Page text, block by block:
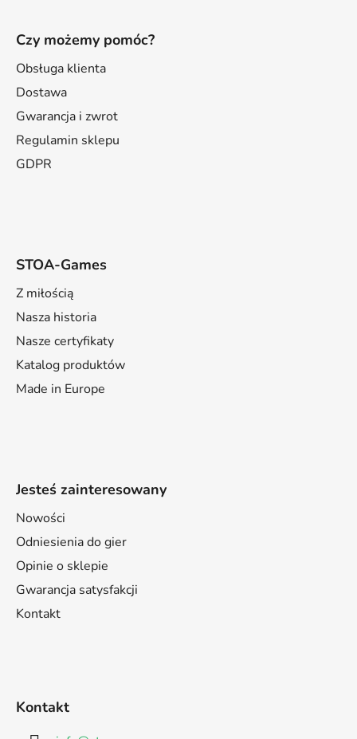
Czy możemy pomóc?
Obsługa klienta
Dostawa
Gwarancja i zwrot
Regulamin sklepu
GDPR
STOA-Games
Z miłością
Nasza historia
Nasze certyfikaty
Katalog produktów
Made in Europe
Jesteś zainteresowany
Nowości
Odniesienia do gier
Opinie o sklepie
Gwarancja satysfakcji
Kontakt
Kontakt